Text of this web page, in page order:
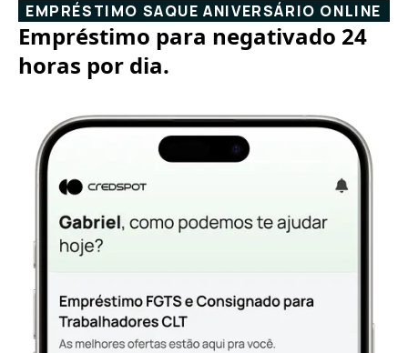
EMPRÉSTIMO SAQUE ANIVERSÁRIO ONLINE
Empréstimo para negativado 24
horas por dia.